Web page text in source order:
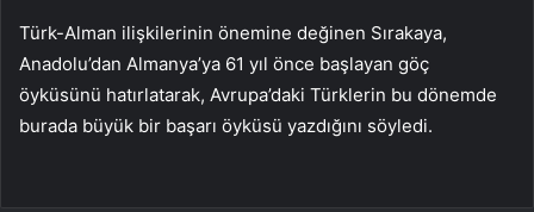
Türk-Alman ilişkilerinin önemine değinen Sırakaya,
Anadolu’dan Almanya’ya 61 yıl önce başlayan göç
öyküsünü hatırlatarak, Avrupa’daki Türklerin bu dönemde
burada büyük bir başarı öyküsü yazdığını söyledi.